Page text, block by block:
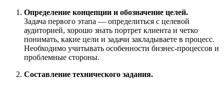
Определение концепции и обозначение целей.
Задача первого этапа — определиться с целевой
аудиторией, хорошо знать портрет клиента и четко
понимать, какие цели и задачи закладываете в процесс.
Необходимо учитывать особенности бизнес-процессов и
проблемные стороны.
Составление технического задания.